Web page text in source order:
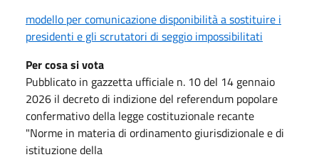
modello per comunicazione disponibilità a sostituire i
presidenti e gli scrutatori di seggio impossibilitati
Per cosa si vota
Pubblicato in gazzetta ufficiale n. 10 del 14 gennaio
2026 il decreto di indizione del referendum popolare
confermativo della legge costituzionale recante
"Norme in materia di ordinamento giurisdizionale e di
istituzione della